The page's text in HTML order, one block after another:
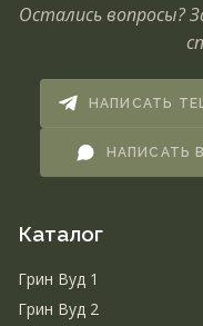
Остались вопросы?
НАПИСАТЬ
НАПИСАТЬ В
Каталог
Грин Вуд 1
Грин Вуд 2